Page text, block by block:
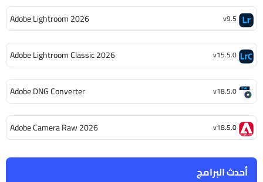
أحدث البرامج
Adobe Lightroom 2026 v9.5
Adobe Lightroom Classic 2026 v15.5.0
Adobe DNG Converter v18.5.0
Adobe Camera Raw 2026 v18.5.0